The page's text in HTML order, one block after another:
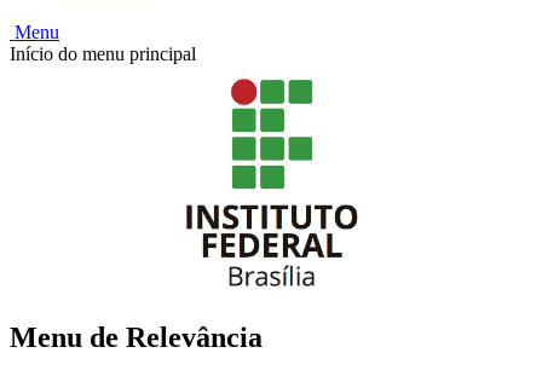
Menu
Início do menu principal
Menu de Relevância